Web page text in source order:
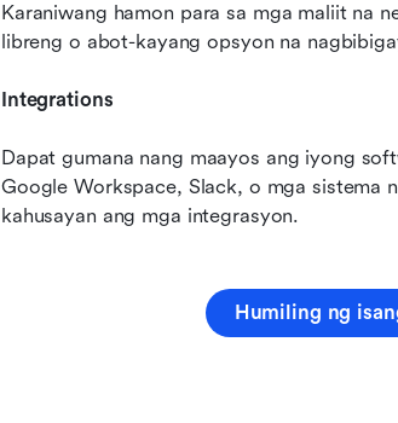
Karaniwang hamon para sa mga maliit na
libreng o abot-kayang opsyon na
Integrations
Dapat gumana nang maayos ang iyong
Google Workspace, Slack, o mga sistema
kahusayan ang mga integrasyon.
Humiling ng